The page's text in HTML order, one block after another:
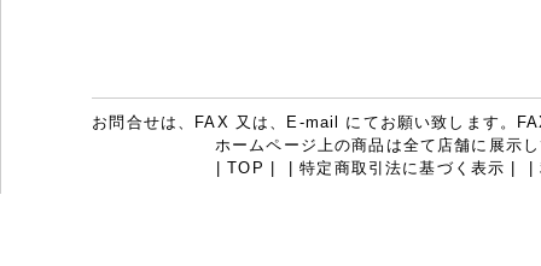
お問合せは、FAX 又は、E-mail にてお願い致します。
ホームページ上の商品は全て店舗に展示
|TOP | |特定商取引法に基づく表示 | |